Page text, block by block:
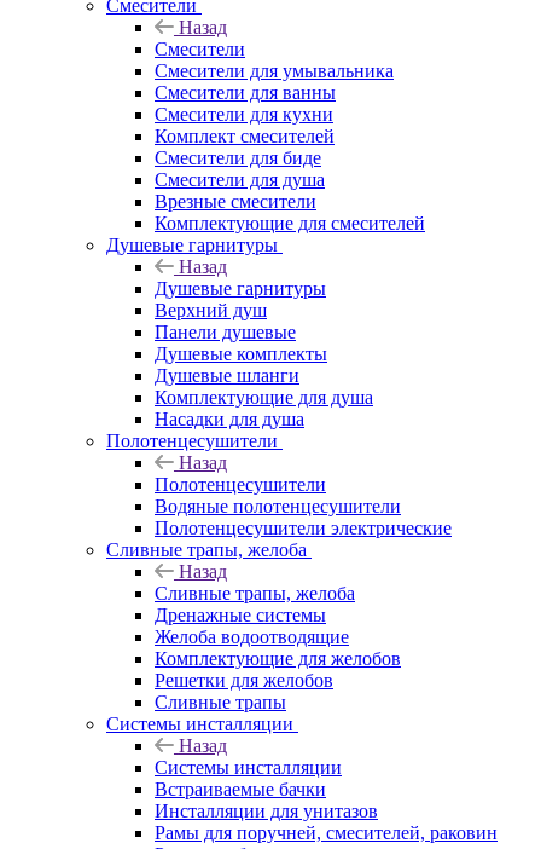
Смесители
Назад
Смесители
Смесители для умывальника
Смесители для ванны
Смесители для кухни
Комплект смесителей
Смесители для биде
Смесители для душа
Врезные смесители
Комплектующие для смесителей
Душевые гарнитуры
Назад
Душевые гарнитуры
Верхний душ
Панели душевые
Душевые комплекты
Душевые шланги
Комплектующие для душа
Насадки для душа
Полотенцесушители
Назад
Полотенцесушители
Водяные полотенцесушители
Полотенцесушители электрические
Сливные трапы, желоба
Назад
Сливные трапы, желоба
Дренажные системы
Желоба водоотводящие
Комплектующие для желобов
Решетки для желобов
Сливные трапы
Системы инсталляции
Назад
Системы инсталляции
Встраиваемые бачки
Инсталляции для унитазов
Рамы для поручней, смесителей, раковин